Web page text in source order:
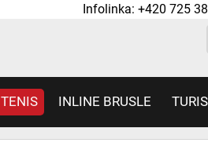
Infolinka: +420 725
TENIS INLINE BRUSLE